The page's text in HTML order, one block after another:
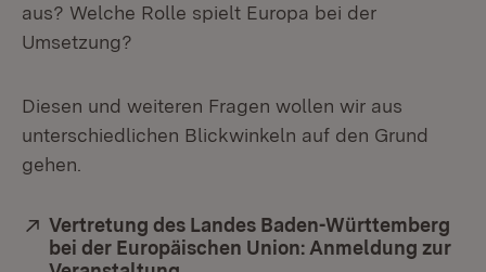
aus? Welche Rolle spielt Europa bei der
Umsetzung?
Diesen und weiteren Fragen wollen wir aus
unterschiedlichen Blickwinkeln auf den Grund
gehen.
Extern:
Vertretung des Landes Baden-Württemberg
bei der Europäischen Union: Anmeldung zur